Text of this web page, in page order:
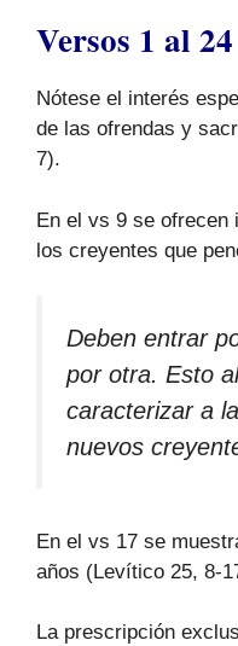
Versos 1 al 24
Nótese el interés
de las ofrendas y
7).
En el vs 9 se ofrecen
los creyentes que
Deben entrar
por otra. Esto
caracterizar a
nuevos
En el vs 17 se
años (Levítico 25, 8-
La prescripción